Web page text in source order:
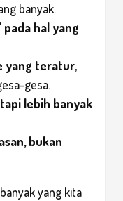
banyak.
pada hal yang
yang teratur,
gesa.
lebih banyak
bukan
yang kita